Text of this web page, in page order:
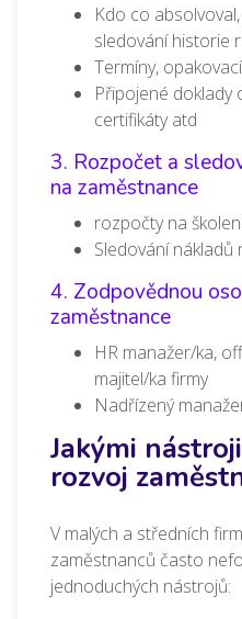
Kdo co
sledování historie
Termíny,
Připojené doklady
certifikáty atd
3. Rozpočet a
na zaměstnance
rozpočty na
Sledování
4. Zodpovědnou
zaměstnance
HR manažer/ka,
majitel/ka firmy
Nadřízený
Jakými
rozvoj
V malých a středních
zaměstnanců často
jednoduchých nástrojů: